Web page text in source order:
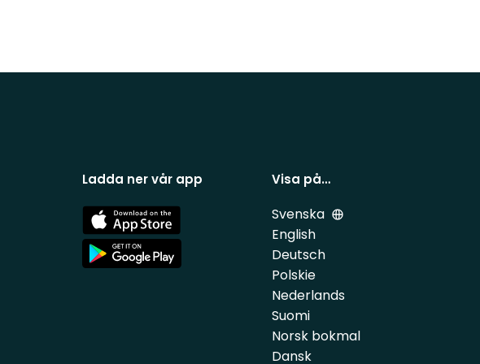
Ladda ner vår app
App
Store
App
Store
Visa på…
Svenska
English
Deutsch
Polskie
Nederlands
Suomi
Norsk bokmal
Dansk